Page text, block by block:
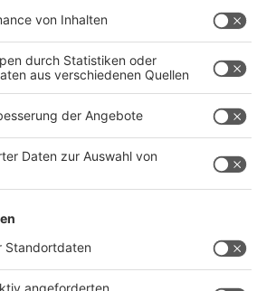
Dann ist das Euer Angebot!
Angebote neugierig gemacht
kurz im Jugendzentrum anrufen
81122. Wir geben gerne Auskunft
wirklich auf Kinder und
Anmeldezettel sind im